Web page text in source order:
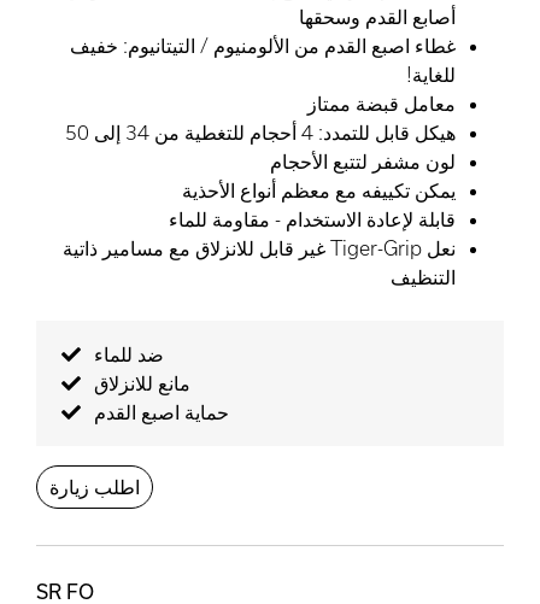
أصابع القدم وسحقها
غطاء اصبع القدم من الألومنيوم / التيتانيوم: خفيف
للغاية!
معامل قبضة ممتاز
هيكل قابل للتمدد: 4 أحجام للتغطية من 34 إلى 50
لون مشفر لتتبع الأحجام
يمكن تكييفه مع معظم أنواع الأحذية
قابلة لإعادة الاستخدام - مقاومة للماء
نعل Tiger-Grip غير قابل للانزلاق مع مسامير ذاتية
التنظيف
ضد للماء
مانع للانزلاق
حماية اصبع القدم
اطلب زيارة
SR FO